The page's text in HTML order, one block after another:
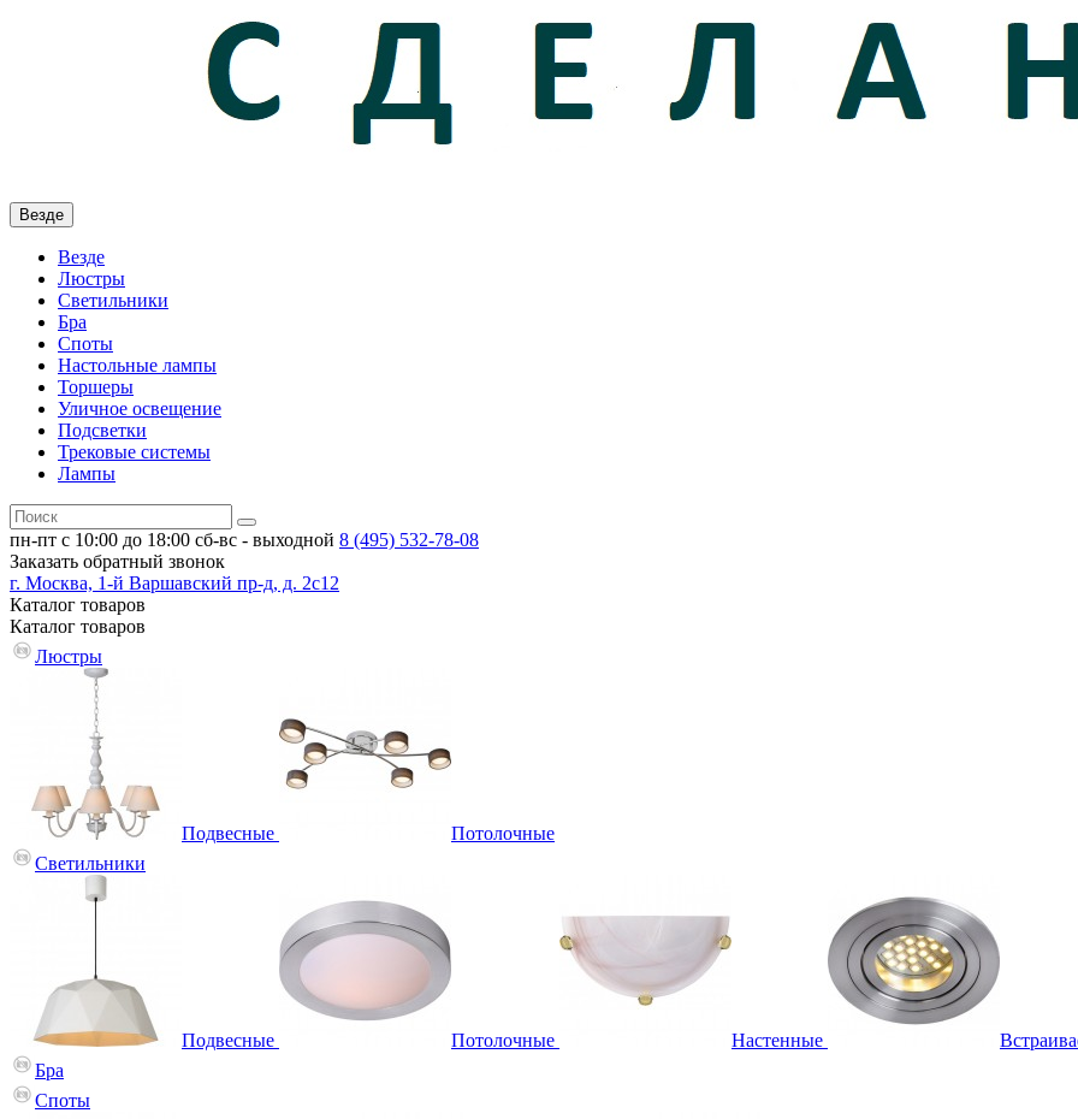
Везде
Везде
Люстры
Светильники
Бра
Споты
Настольные лампы
Торшеры
Уличное освещение
Подсветки
Трековые системы
Лампы
пн-пт с 10:00 до 18:00 сб-вс - выходной 8 (495) 532-78-08
Заказать обратный звонок
г. Москва, 1-й Варшавский пр-д, д. 2с12
Каталог товаров
Каталог товаров
Люстры
Подвесные
Потолочные
Светильники
Подвесные Потолочные Настенные
Бра
Споты